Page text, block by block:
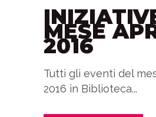
MESE
2016
Tutti gli eventi del
2016 in Biblioteca...